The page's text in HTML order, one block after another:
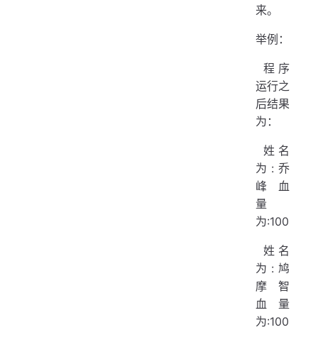
来。
举例：
​ 程序
运行之
后结果
为：
​ 姓名
为:乔
峰 血
量
为:100
​ 姓名
为:鸠
摩智
血量
为:100